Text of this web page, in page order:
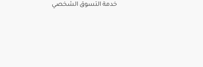
خدمة التسوق الشخصي